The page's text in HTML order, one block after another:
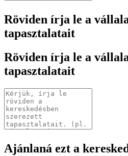
Röviden írja le a
tapasztalatait
Röviden írja le a
tapasztalatait
Ajánlaná ezt a